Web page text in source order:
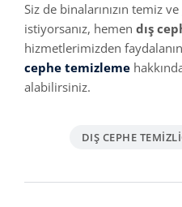
Siz de binalarınızın temiz
istiyorsanız, hemen dış
hizmetlerimizden
cephe temizleme
alabilirsiniz.
DIŞ CEPHE